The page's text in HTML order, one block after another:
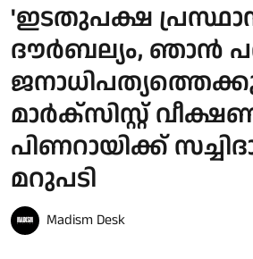
'ഇടതുപക്ഷ
ദൗര്‍ബല്യം, ഞാന്‍
മാര്‍ക്‌സിസ്റ്റ്
പിണറായിക്ക്
മറുപടി
Madism Desk